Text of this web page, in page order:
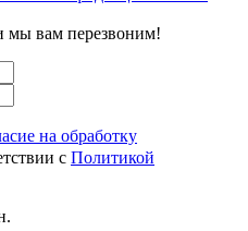
мы вам перезвоним!
на обработку
с Политикой